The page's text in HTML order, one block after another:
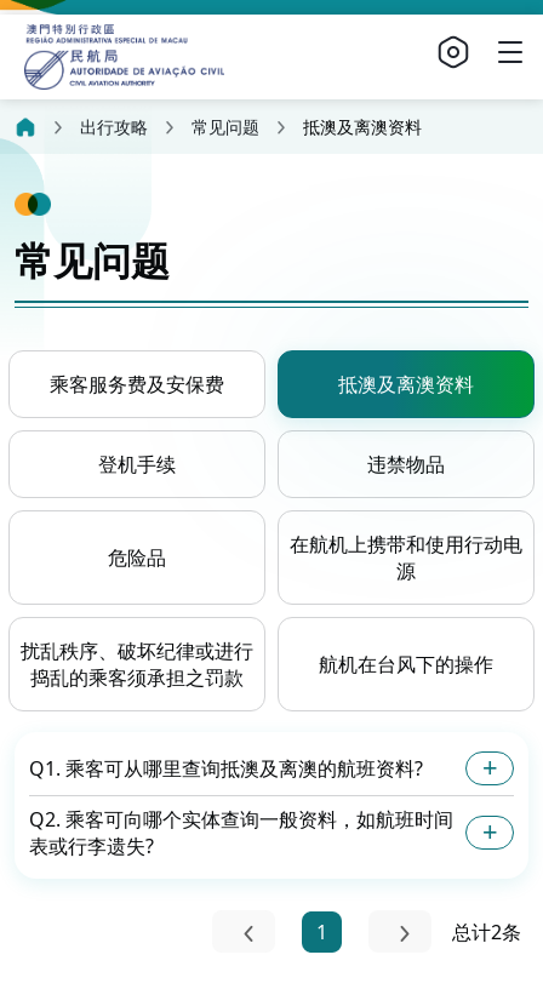
出行攻略 常见问题 抵澳及离澳资料
常见问题
乘客服务费及安保费 抵澳及离澳资料
登机手续 违禁物品
危险品
在航机上携带和使用行动电
源
扰乱秩序、破坏纪律或进行
捣乱的乘客须承担之罚款
航机在台风下的操作
Q1. 乘客可从哪里查询抵澳及离澳的航班资料?
Q2. 乘客可向哪个实体查询一般资料，如航班时间
表或行李遗失?
1 总计2条